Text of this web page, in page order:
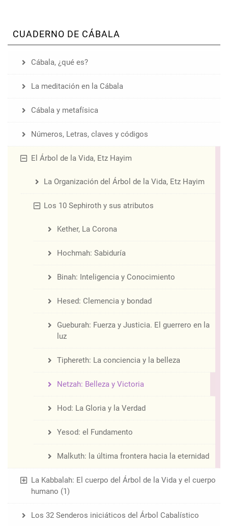
CUADERNO DE CÁBALA
Cábala, ¿qué es?
La meditación en la Cábala
Cábala y metafísica
Números, Letras, claves y códigos
El Árbol de la Vida, Etz Hayim
La Organización del Árbol de la Vida, Etz Hayim
Los 10 Sephiroth y sus atributos
Kether, La Corona
Hochmah: Sabiduría
Binah: Inteligencia y Conocimiento
Hesed: Clemencia y bondad
Gueburah: Fuerza y Justicia. El guerrero en la
luz
Tiphereth: La conciencia y la belleza
Netzah: Belleza y Victoria
Hod: La Gloria y la Verdad
Yesod: el Fundamento
Malkuth: la última frontera hacia la eternidad
La Kabbalah: El cuerpo del Árbol de la Vida y el cuerpo
humano (1)
Los 32 Senderos iniciáticos del Árbol Cabalístico